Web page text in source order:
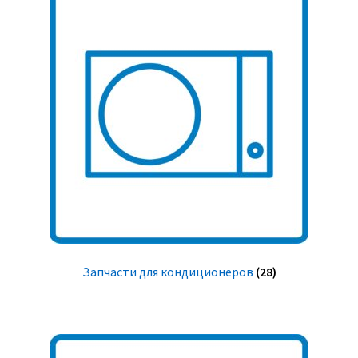
Запчасти для кондиционеров (28)